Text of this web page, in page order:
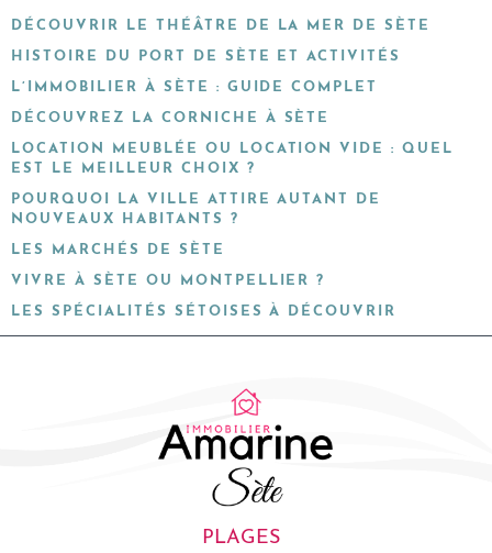
DÉCOUVRIR LE THÉÂTRE DE LA MER DE SÈTE
HISTOIRE DU PORT DE SÈTE ET ACTIVITÉS
L’IMMOBILIER À SÈTE : GUIDE COMPLET
DÉCOUVREZ LA CORNICHE À SÈTE
LOCATION MEUBLÉE OU LOCATION VIDE : QUEL
EST LE MEILLEUR CHOIX ?
POURQUOI LA VILLE ATTIRE AUTANT DE
NOUVEAUX HABITANTS ?
LES MARCHÉS DE SÈTE
VIVRE À SÈTE OU MONTPELLIER ?
LES SPÉCIALITÉS SÉTOISES À DÉCOUVRIR
PLAGES